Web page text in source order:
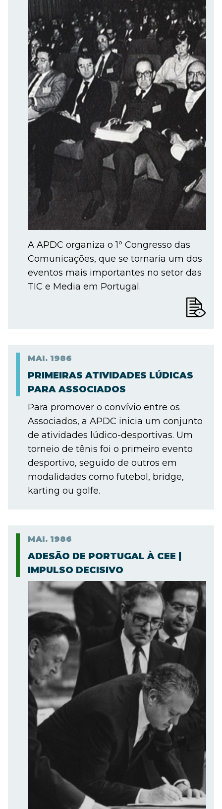
A APDC organiza o 1º Congresso das
Comunicações, que se tornaria um dos
eventos mais importantes no setor das
TIC e Media em Portugal.
MAI. 1986
PRIMEIRAS ATIVIDADES LÚDICAS
PARA ASSOCIADOS
Para promover o convívio entre os
Associados, a APDC inicia um conjunto
de atividades lúdico-desportivas. Um
torneio de tênis foi o primeiro evento
desportivo, seguido de outros em
modalidades como futebol, bridge,
karting ou golfe.
MAI. 1986
ADESÃO DE PORTUGAL À CEE |
IMPULSO DECISIVO